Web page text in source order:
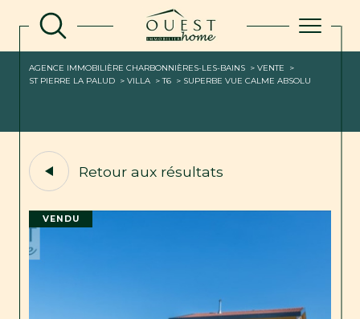
AGENCE IMMOBILIÈRE CHARBONNIÈRES-LES-BAINS
VENTE
ST PIERRE LA PALUD
VILLA T6 SUPERBE VUE CALME ABSOLU
Retour aux résultats
VENDU